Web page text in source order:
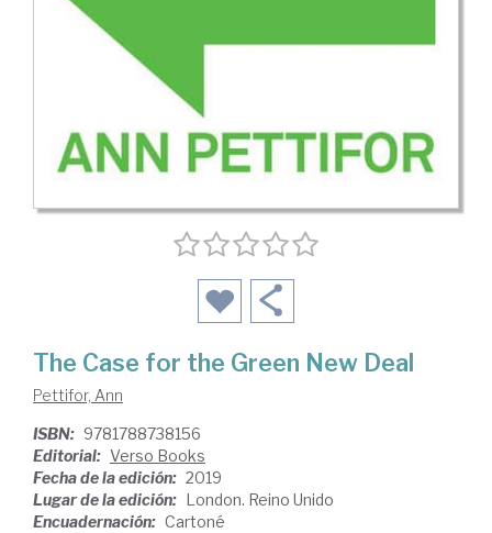
The Case for the Green New Deal
Pettifor, Ann
ISBN: 9781788738156
Editorial: Verso Books
Fecha de la edición: 2019
Lugar de la edición: London. Reino Unido
Encuadernación: Cartoné